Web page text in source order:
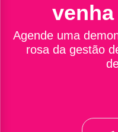
Agende uma
rosa da gestão